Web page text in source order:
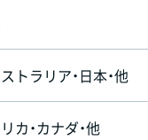
トラリア・日本・他
カ・カナダ・他